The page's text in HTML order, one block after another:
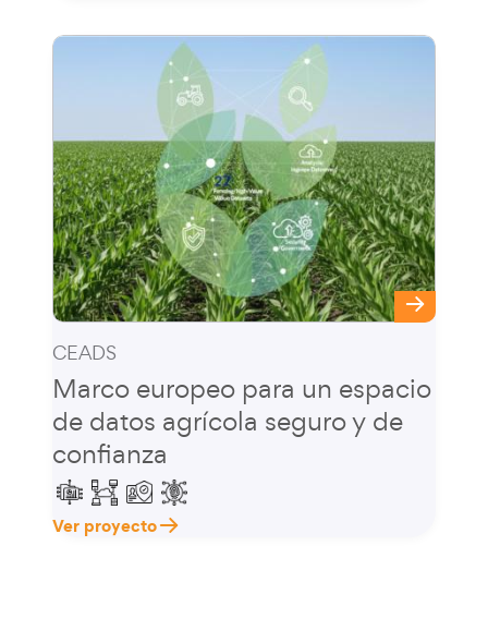
CEADS
Marco europeo para un espacio
de datos agrícola seguro y de
confianza
Ver proyecto